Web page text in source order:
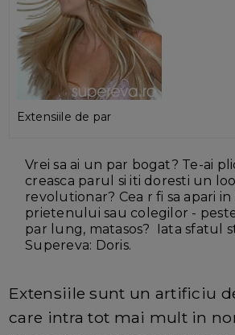
Extensiile de par
Vrei sa ai un par bogat? Te-ai
creasca parul si iti doresti un
revolutionar? Cea r fi sa apari
prietenului sau colegilor -
par lung, matasos? Iata sfatul
Supereva: Doris.
Extensiile sunt un artificiu
care intra tot mai mult in